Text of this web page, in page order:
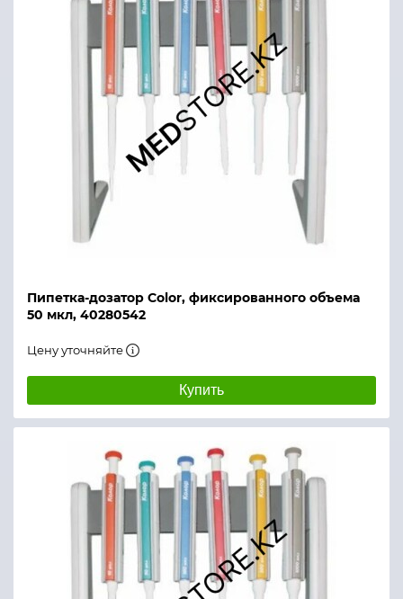
Пипетка-дозатор Color, фиксированного объема
50 мкл, 40280542
Цену уточняйте
Купить